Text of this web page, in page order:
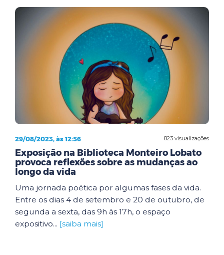
823 visualizações
29/08/2023, às 12:56
Exposição na Biblioteca Monteiro Lobato
provoca reflexões sobre as mudanças ao
longo da vida
Uma jornada poética por algumas fases da vida.
Entre os dias 4 de setembro e 20 de outubro, de
segunda a sexta, das 9h às 17h, o espaço
expositivo... [saiba mais]